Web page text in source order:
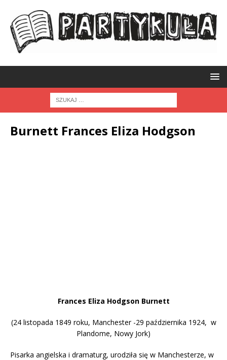
Burnett Frances Eliza Hodgson
Frances Eliza Hodgson Burnett
(24 listopada 1849 roku, Manchester -29 października 1924, w
Plandome, Nowy Jork)
Pisarka angielska i dramaturg, urodziła się w Manchesterze, w